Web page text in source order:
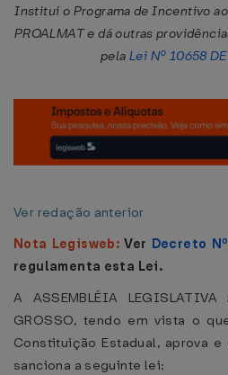
Institui o Programa de Incentivo
PROALMAT e dá outras
pelaLei Nº 10658
Ver redação anterior
Nota Legisweb:Ver Decreto
regulamenta esta Lei.
A ASSEMBLÉIA
GROSSO, tendo em vista o
Constituição Estadual, aprova
sanciona a seguinte lei: